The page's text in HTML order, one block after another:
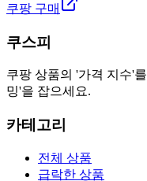
쿠팡 구매
쿠스피
쿠팡 상품의 '가격 지수'
밍'을 잡으세요.
카테고리
전체 상품
급락한 상품